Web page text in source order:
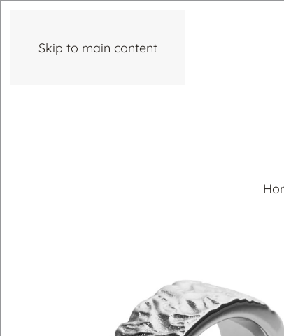
Skip to main content